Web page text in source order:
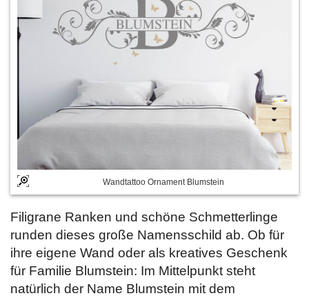
Wandtattoo Ornament Blumstein
Filigrane Ranken und schöne Schmetterlinge
runden dieses große Namensschild ab. Ob für
ihre eigene Wand oder als kreatives Geschenk
für Familie Blumstein: Im Mittelpunkt steht
natürlich der Name Blumstein mit dem